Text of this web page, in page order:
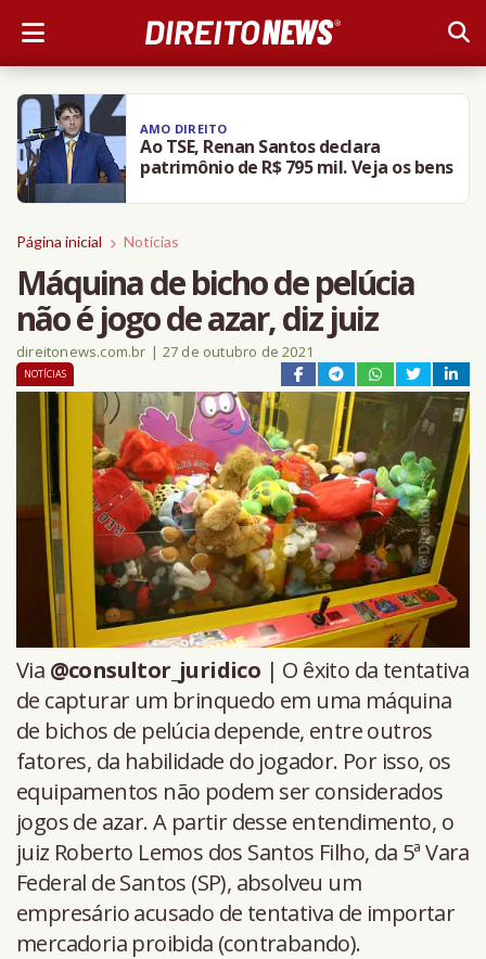
AMO DIREITO
Ao TSE, Renan Santos declara
patrimônio de R$ 795 mil. Veja os bens
Página inicial Notícias
Máquina de bicho de pelúcia
não é jogo de azar, diz juiz
direitonews.com.br | 27 de outubro de 2021
NOTÍCIAS
Via @consultor_juridico | O êxito da tentativa
de capturar um brinquedo em uma máquina
de bichos de pelúcia depende, entre outros
fatores, da habilidade do jogador. Por isso, os
equipamentos não podem ser considerados
jogos de azar. A partir desse entendimento, o
juiz Roberto Lemos dos Santos Filho, da 5ª Vara
Federal de Santos (SP), absolveu um
empresário acusado de tentativa de importar
mercadoria proibida (contrabando).